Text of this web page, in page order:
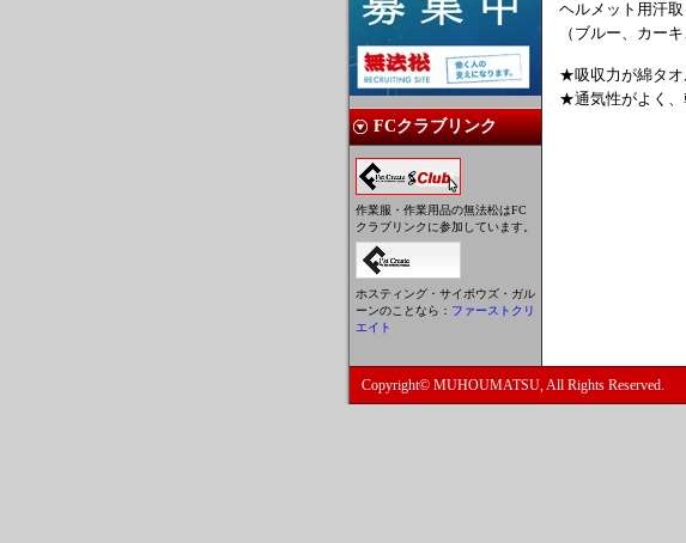
ヘルメット用汗
（ブルー、カー
★吸収力が綿タオ
★通気性がよく、
FCクラブリンク
作業服・作業用品の無法松はFC
クラブリンクに参加しています。
ホスティング・サイボウズ・ガル
ーンのことなら： ファーストクリ
エイト
Copyright© MUHOUMATSU, All Rights Reserved.